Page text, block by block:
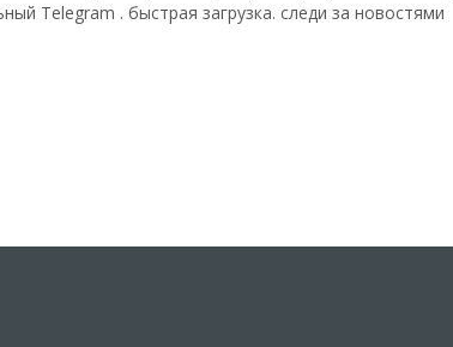
Telegram . быстрая загрузка. следи за новостями